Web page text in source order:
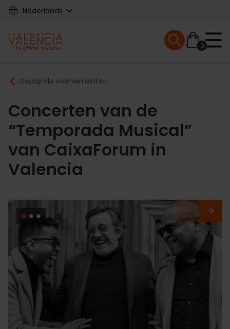
Skip
content
Nederlands
Main
navigation
0
Mobile menu
Breadcrumb
Geplande evenementen
Concerten van de
“Temporada Musical”
van CaixaForum in
Valencia